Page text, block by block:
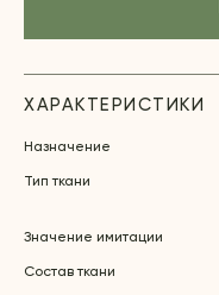
ХАРАКТЕРИСТИКИ
Назначение
Тип ткани
Значение имитации
Состав ткани